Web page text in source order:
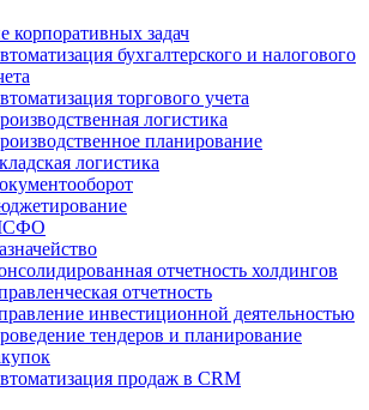
корпоративных задач
бухгалтерского и налогового
торгового учета
логистика
планирование
логистика
отчетность холдингов
отчетность
инвестиционной деятельностью
тендеров и планирование
продаж в CRM